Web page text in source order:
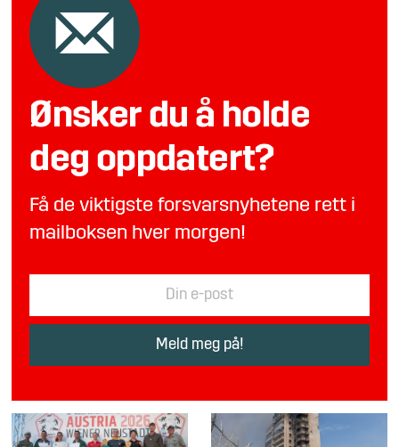
Ønsker du å holde
deg oppdatert?
Få de viktigste forsvarsnyhetene rett i
mailboksen hver morgen!